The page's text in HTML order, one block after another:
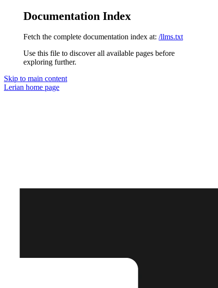
Documentation Index
Fetch the complete documentation index at: /llms.txt
Use this file to discover all available pages before
exploring further.
Skip to main content
Lerian home page